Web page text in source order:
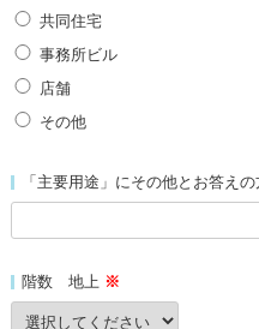
共同住宅
事務所ビル
店舗
その他
「主要用途」にその他とお答え
階数 地上 ※